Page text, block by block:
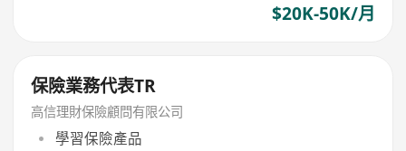
$20K-50K/月
保險業務代表TR
高信理財保險顧問有限公司
學習保險產品